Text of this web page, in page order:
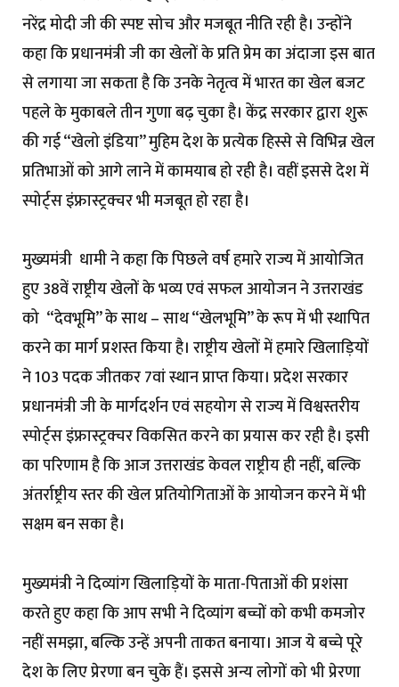
नरेंद्र मोदी जी की स्पष्ट सोच और मजबूत नीति रही है। उन्होंने
कहा कि प्रधानमंत्री जी का खेलों के प्रति प्रेम का अंदाजा इस बात
से लगाया जा सकता है कि उनके नेतृत्व में भारत का खेल बजट
पहले के मुकाबले तीन गुणा बढ़ चुका है। केंद्र सरकार द्वारा शुरू
की गई “खेलो इंडिया” मुहिम देश के प्रत्येक हिस्से से विभिन्न खेल
प्रतिभाओं को आगे लाने में कामयाब हो रही है। वहीं इससे देश में
स्पोर्ट्स इंफ्रास्ट्रक्चर भी मजबूत हो रहा है।
मुख्यमंत्री धामी ने कहा कि पिछले वर्ष हमारे राज्य में आयोजित
हुए 38वें राष्ट्रीय खेलों के भव्य एवं सफल आयोजन ने उत्तराखंड
को “देवभूमि’’ के साथ – साथ “खेलभूमि” के रूप में भी स्थापित
करने का मार्ग प्रशस्त किया है। राष्ट्रीय खेलों में हमारे खिलाड़ियों
ने 103 पदक जीतकर 7वां स्थान प्राप्त किया। प्रदेश सरकार
प्रधानमंत्री जी के मार्गदर्शन एवं सहयोग से राज्य में विश्वस्तरीय
स्पोर्ट्स इंफ्रास्ट्रक्चर विकसित करने का प्रयास कर रही है। इसी
का परिणाम है कि आज उत्तराखंड केवल राष्ट्रीय ही नहीं, बल्कि
अंतर्राष्ट्रीय स्तर की खेल प्रतियोगिताओं के आयोजन करने में भी
सक्षम बन सका है।
मुख्यमंत्री ने दिव्यांग खिलाड़ियों के माता-पिताओं की प्रशंसा
करते हुए कहा कि आप सभी ने दिव्यांग बच्चों को कभी कमजोर
नहीं समझा, बल्कि उन्हें अपनी ताकत बनाया। आज ये बच्चे पूरे
देश के लिए प्रेरणा बन चुके हैं। इससे अन्य लोगों को भी प्रेरणा